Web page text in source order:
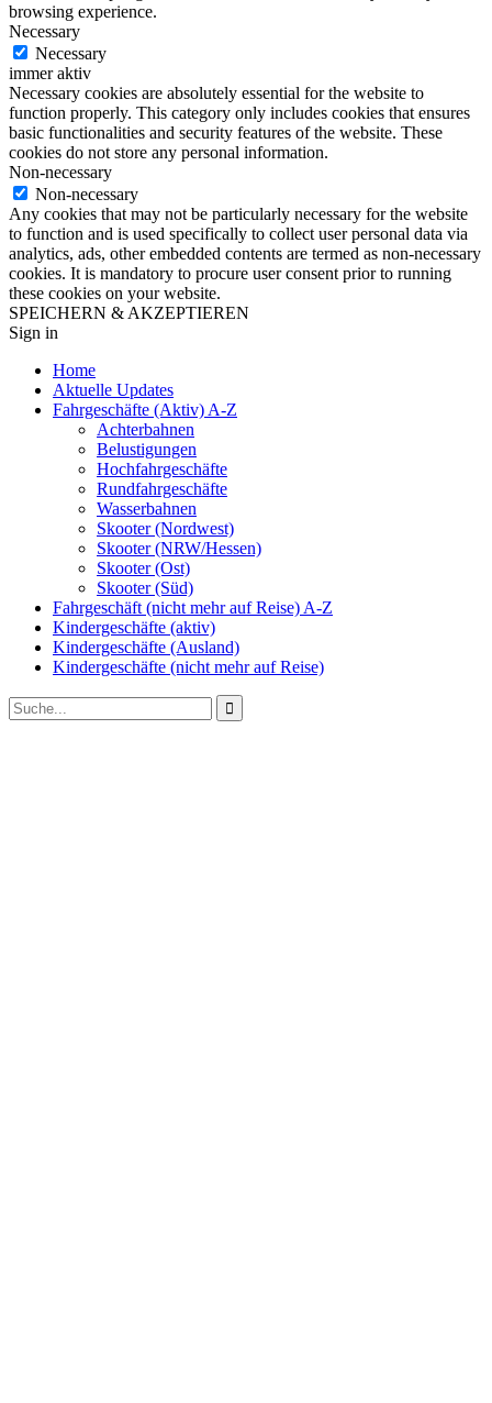
browsing experience.
Necessary
Necessary
immer aktiv
Necessary cookies are absolutely essential for the website to
function properly. This category only includes cookies that ensures
basic functionalities and security features of the website. These
cookies do not store any personal information.
Non-necessary
Non-necessary
Any cookies that may not be particularly necessary for the website
to function and is used specifically to collect user personal data via
analytics, ads, other embedded contents are termed as non-necessary
cookies. It is mandatory to procure user consent prior to running
these cookies on your website.
SPEICHERN & AKZEPTIEREN
Sign in
Home
Aktuelle Updates
Fahrgeschäfte (Aktiv) A-Z
Achterbahnen
Belustigungen
Hochfahrgeschäfte
Rundfahrgeschäfte
Wasserbahnen
Skooter (Nordwest)
Skooter (NRW/Hessen)
Skooter (Ost)
Skooter (Süd)
Fahrgeschäft (nicht mehr auf Reise) A-Z
Kindergeschäfte (aktiv)
Kindergeschäfte (Ausland)
Kindergeschäfte (nicht mehr auf Reise)